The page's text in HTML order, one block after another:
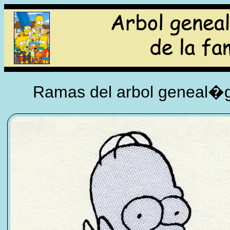
Ramas del arbol